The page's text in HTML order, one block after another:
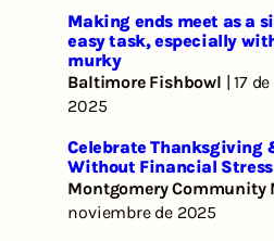
Making ends meet as a
easy task, especially
murky
Baltimore Fishbowl | 17
2025
Celebrate Thanksgiving
Without Financial Stress
Montgomery Community
noviembre de 2025